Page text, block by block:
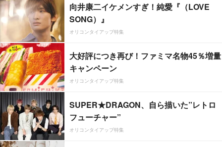
向井康二イケメンすぎ！純愛『（LOVE
SONG）』
オリコンタイアップ特集
大好評につき再び！ファミマ名物45％増量
キャンペーン
オリコンタイアップ特集
SUPER★DRAGON、自ら描いた”レトロ
フューチャー”
オリコンタイアップ特集